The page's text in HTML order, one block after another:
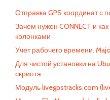
Отправка GPS координат с
Зачем нужен CONNECT и
колонками
Учет рабочего времени.
Для чистой установки на
скрипта
Модуль livegpstracks.com